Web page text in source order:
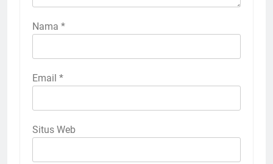
Nama *
Email *
Situs Web